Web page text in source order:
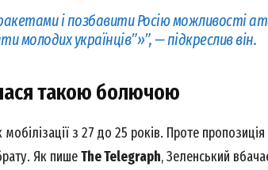
News Week
PRO
і позбавити Росію можливості
молодих українців”»”, — підкреслив він.
такою болючою
з 27 до 25 років. Проте
Як пишеThe Telegraph, Зеленський